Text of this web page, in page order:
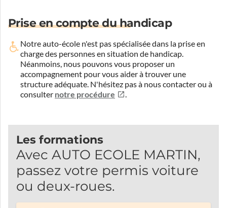
Prise en compte du handicap
Notre auto-école n'est pas spécialisée dans la prise en
charge des personnes en situation de handicap.
Néanmoins, nous pouvons vous proposer un
accompagnement pour vous aider à trouver une
structure adéquate. N'hésitez pas à nous contacter ou à
consulter notre procédure .
Les formations
Avec AUTO ECOLE MARTIN,
passez votre permis voiture
ou deux-roues.